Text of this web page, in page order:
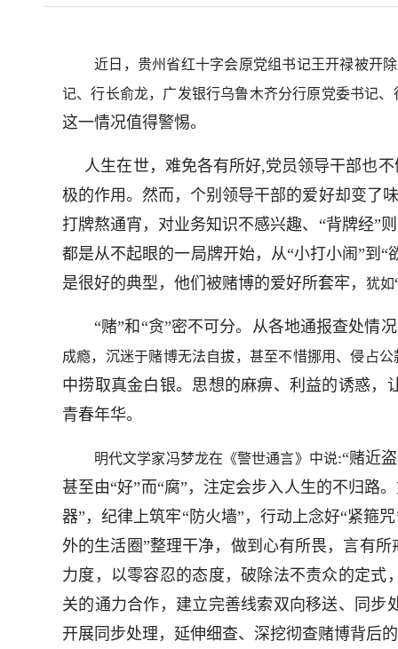
近日，贵州省红十字会原党组书记王开禄被开
记、行长俞龙，广发银行乌鲁木齐分行原党委书记
这一情况值得警惕。
人生在世，难免各有所好,党员领导干部也不
极的作用。然而，个别领导干部的爱好却变了
打牌熬通宵，对业务知识不感兴趣、“背牌经”
都是从不起眼的一局牌开始，从“小打小闹”到
是很好的典型，他们被赌博的爱好所套牢，
犹如
“赌”和“贪”密不可分。从各地通报查处情
成瘾，沉迷于赌博无法自拔，甚至不惜挪用、侵占
中捞取真金白银。思想的麻痹、利益的诱惑
青春年华。
明代文学家冯梦龙在《警世通言》中说:“赌近
甚至由“好”而“腐”，注定会步入人生的不归路
器”，纪律上筑牢“防火墙”，行动上念好“紧箍
外的生活圈”整理干净，做到心有所畏，言有
力度，以零容忍的态度，破除法不责众的定
关的通力合作，建立完善线索双向移送、同
开展同步处理，延伸细查、深挖彻查赌博背后